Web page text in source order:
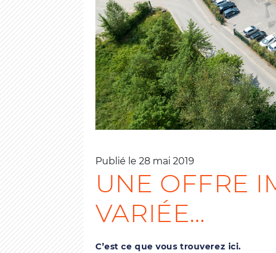
Publié le 28 mai 2019
UNE OFFRE
VARIÉE…
C’est ce que vous trouverez ici.